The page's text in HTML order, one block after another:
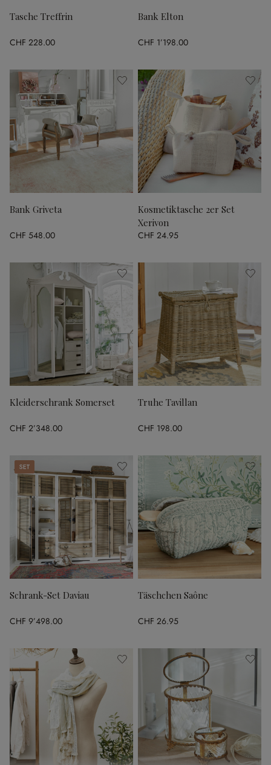
Tasche Treffrin
CHF 228.00
Bank Elton
CHF 1’198.00
Bank Griveta
CHF 548.00
Kosmetiktasche 2er Set
Xerivon
CHF 24.95
Kleiderschrank Somerset
CHF 2’348.00
Truhe Tavillan
CHF 198.00
Set
Schrank-Set Daviau
CHF 9’498.00
Täschchen Saône
CHF 26.95